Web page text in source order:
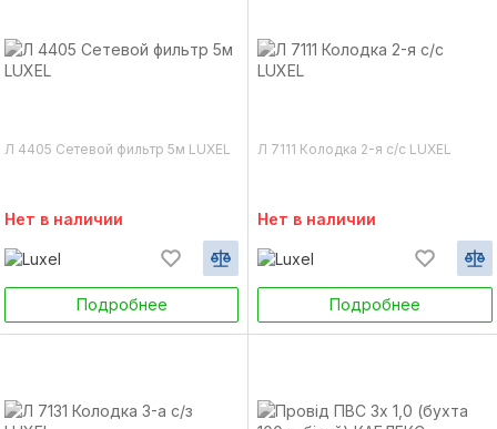
Л 4405 Сетевой фильтр 5м LUXEL
Нет в наличии
Подробнее
Л 7111 Колодка 2-я с/с LUXEL
Нет в наличии
Подробнее